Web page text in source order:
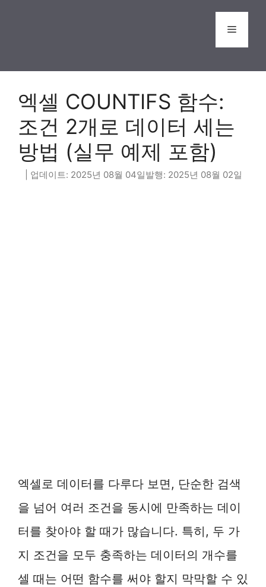
Menu
엑셀 COUNTIFS 함수:
조건 2개로 데이터 세는
방법 (실무 예제 포함)
2025년 08월 04일 2025년 08월 02일
엑셀로 데이터를 다루다 보면, 단순한 검색
을 넘어 여러 조건을 동시에 만족하는 데이
터를 찾아야 할 때가 많습니다. 특히, 두 가
지 조건을 모두 충족하는 데이터의 개수를
셀 때는 어떤 함수를 써야 할지 막막할 수 있